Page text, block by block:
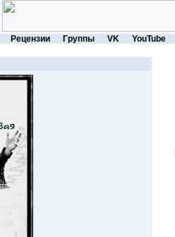
Рецензии Группы VK YouTube